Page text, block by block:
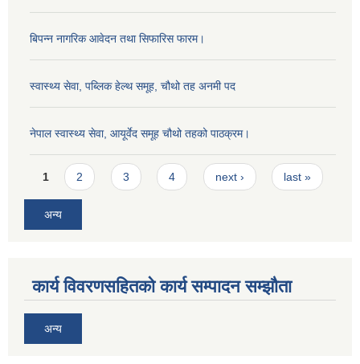
बिपन्‍न नागरिक आवेदन तथा सिफारिस फारम।
स्वास्थ्य सेवा, पब्लिक हेल्‍थ समूह, चौथो तह अनमी पद
नेपाल स्वास्थ्य सेवा, आयूर्वेद समूह चौथो तहको पाठक्रम।
Pages
1 2 3 4 next › last »
अन्य
कार्य विवरणसहितको कार्य सम्पादन सम्झौता
अन्य